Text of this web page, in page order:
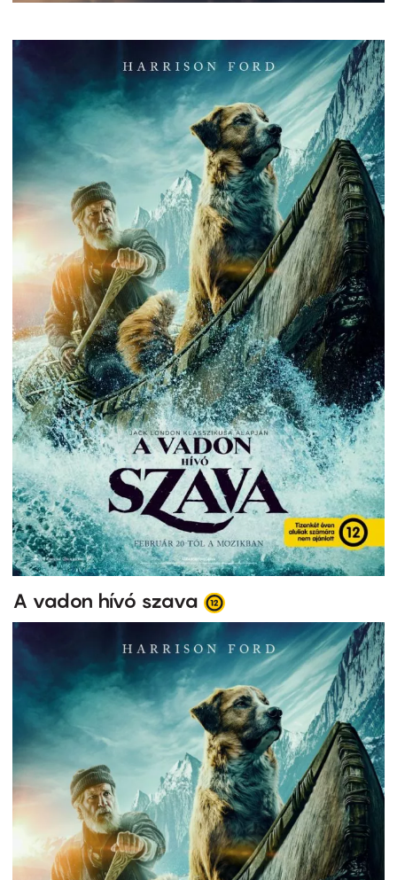
A vadon hívó szava